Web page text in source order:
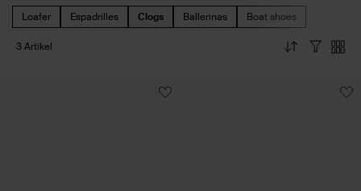
Loafer Espadrilles Clogs Ballerinas Boat shoes
3 Artikel